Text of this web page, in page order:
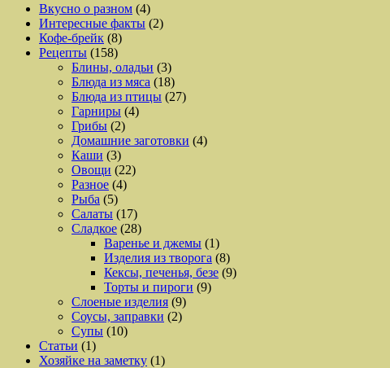
Вкусно о разном (4)
Интересные факты (2)
Кофе-брейк (8)
Рецепты (158)
Блины, оладьи (3)
Блюда из мяса (18)
Блюда из птицы (27)
Гарниры (4)
Грибы (2)
Домашние заготовки (4)
Каши (3)
Овощи (22)
Разное (4)
Рыба (5)
Салаты (17)
Сладкое (28)
Варенье и джемы (1)
Изделия из творога (8)
Кексы, печенья, безе (9)
Торты и пироги (9)
Слоеные изделия (9)
Соусы, заправки (2)
Супы (10)
Статьи (1)
Хозяйке на заметку (1)